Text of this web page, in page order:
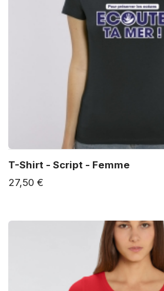
T-Shirt - Script - Femme
27,50 €